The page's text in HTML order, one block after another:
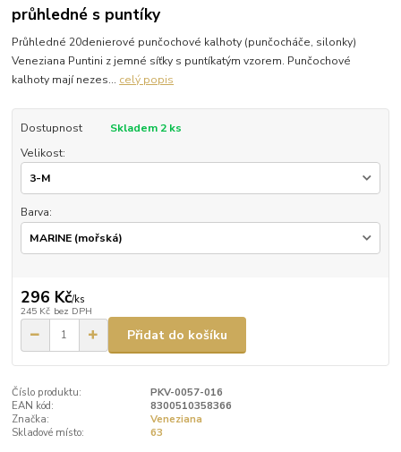
průhledné s puntíky
Průhledné 20denierové punčochové kalhoty (punčocháče, silonky)
Veneziana Puntini z jemné síťky s puntíkatým vzorem. Punčochové
kalhoty mají nezes... celý popis
Dostupnost
Skladem 2 ks
Velikost:
Barva:
296 Kč/ks
245 Kč bez DPH
Přidat do košíku
Číslo produktu:
PKV-0057-016
EAN kód:
8300510358366
Značka:
Veneziana
Skladové místo:
63